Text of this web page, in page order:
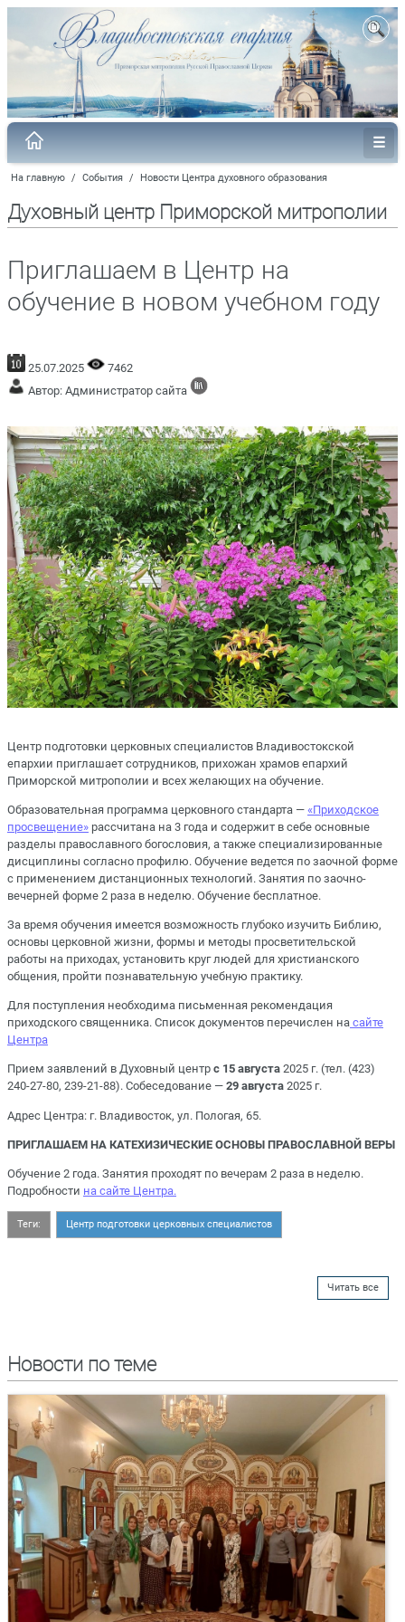
На главную / События / Новости Центра духовного образования
Духовный центр Приморской митрополии
Приглашаем в Центр на
обучение в новом учебном году
25.07.2025
7462
Автор: Администратор сайта
Центр подготовки церковных специалистов Владивостокской
епархии приглашает сотрудников, прихожан храмов епархий
Приморской митрополии и всех желающих на обучение.
Образовательная программа церковного стандарта — «Приходское
просвещение» рассчитана на 3 года и содержит в себе основные
разделы православного богословия, а также специализированные
дисциплины согласно профилю. Обучение ведется по заочной форме
с применением дистанционных технологий. Занятия по заочно-
вечерней форме 2 раза в неделю. Обучение бесплатное.
За время обучения имеется возможность глубоко изучить Библию,
основы церковной жизни, формы и методы просветительской
работы на приходах, установить круг людей для христианского
общения, пройти познавательную учебную практику.
Для поступления необходима письменная рекомендация
приходского священника. Список документов перечислен на сайте
Центра
Прием заявлений в Духовный центр с 15 августа 2025 г. (тел. (423)
240-27-80, 239-21-88). Собеседование — 29 августа 2025 г.
Адрес Центра: г. Владивосток, ул. Пологая, 65.
ПРИГЛАШАЕМ НА КАТЕХИЗИЧЕСКИЕ ОСНОВЫ ПРАВОСЛАВНОЙ ВЕРЫ
Обучение 2 года. Занятия проходят по вечерам 2 раза в неделю.
Подробности на сайте Центра.
Теги: Центр подготовки церковных специалистов
Читать все
Новости по теме